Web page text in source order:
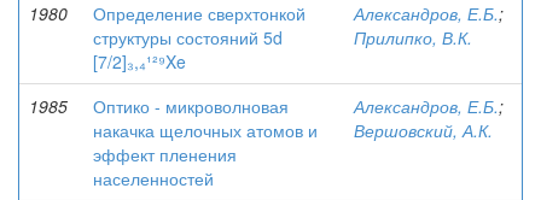
1980
Определение сверхтонкой
структуры состояний 5d
[7/2]₃,₄¹²⁹Xe
Александров, Е.Б.;
Прилипко, В.К.
1985
Оптико - микроволновая
накачка щелочных атомов и
эффект пленения
населенностей
Александров, Е.Б.;
Вершовский, А.К.